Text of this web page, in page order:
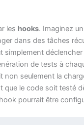
les hooks. Imaginez
dans des tâches
simplement
de tests à
non seulement la
que le code soit testé
pourrait être